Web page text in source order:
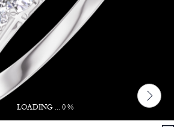
LOADING ... 0 %